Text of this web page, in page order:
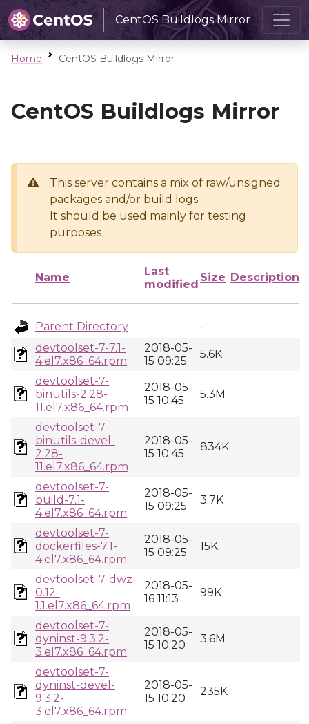
CentOS Buildlogs Mirror
Home CentOS Buildlogs Mirror
CentOS Buildlogs Mirror
This server contains a mix of raw/unsigned
packages and/or build logs
It should be used mainly for testing
purposes
Name
Last
modified
Size Description
Parent Directory
-
devtoolset-7-7.1-
4.el7.x86_64.rpm
2018-05-
15 09:25
5.6K
devtoolset-7-
binutils-2.28-
11.el7.x86_64.rpm
2018-05-
15 10:45
5.3M
devtoolset-7-
binutils-devel-
2.28-
11.el7.x86_64.rpm
2018-05-
15 10:45
834K
devtoolset-7-
build-7.1-
4.el7.x86_64.rpm
2018-05-
15 09:25
3.7K
devtoolset-7-
dockerfiles-7.1-
4.el7.x86_64.rpm
2018-05-
15 09:25
15K
devtoolset-7-dwz-
0.12-
1.1.el7.x86_64.rpm
2018-05-
16 11:13
99K
devtoolset-7-
dyninst-9.3.2-
3.el7.x86_64.rpm
2018-05-
15 10:20
3.6M
devtoolset-7-
dyninst-devel-
9.3.2-
3.el7.x86_64.rpm
2018-05-
15 10:20
235K